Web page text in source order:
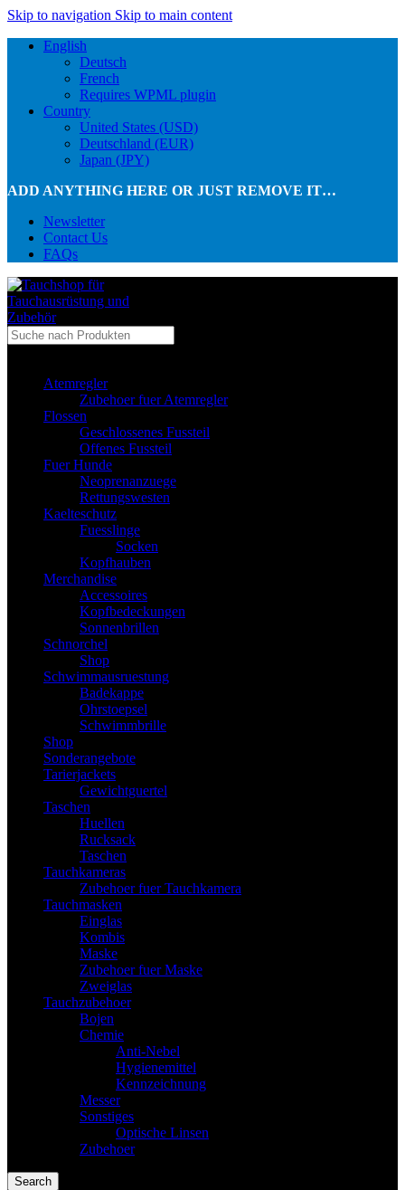
Skip to navigation Skip to main content
English
Deutsch
French
Requires WPML plugin
Country
United States (USD)
Deutschland (EUR)
Japan (JPY)
ADD ANYTHING HERE OR JUST REMOVE IT…
Newsletter
Contact Us
FAQs
Atemregler
Zubehoer fuer Atemregler
Flossen
Geschlossenes Fussteil
Offenes Fussteil
Fuer Hunde
Neoprenanzuege
Rettungswesten
Kaelteschutz
Fuesslinge
Socken
Kopfhauben
Merchandise
Accessoires
Kopfbedeckungen
Sonnenbrillen
Schnorchel
Shop
Schwimmausruestung
Badekappe
Ohrstoepsel
Schwimmbrille
Shop
Sonderangebote
Tarierjackets
Gewichtguertel
Taschen
Huellen
Rucksack
Taschen
Tauchkameras
Zubehoer fuer Tauchkamera
Tauchmasken
Einglas
Kombis
Maske
Zubehoer fuer Maske
Zweiglas
Tauchzubehoer
Bojen
Chemie
Anti-Nebel
Hygienemittel
Kennzeichnung
Messer
Sonstiges
Optische Linsen
Zubehoer
Search